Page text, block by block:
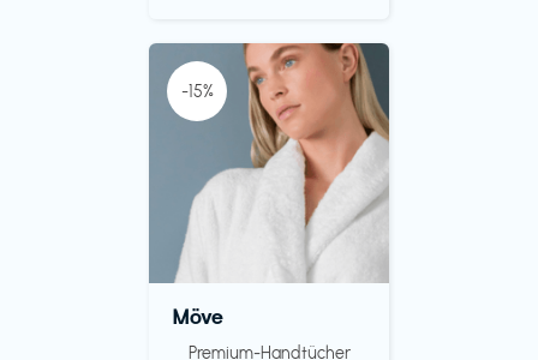
-15%
Möve
Premium-Handtücher